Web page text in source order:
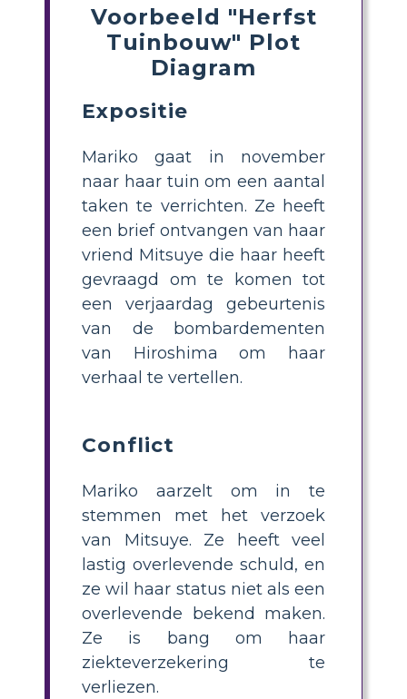
Voorbeeld "Herfst
Tuinbouw" Plot
Diagram
Expositie
Mariko gaat in november
naar haar tuin om een ​​aantal
taken te verrichten. Ze heeft
een brief ontvangen van haar
vriend Mitsuye die haar heeft
gevraagd om te komen tot
een verjaardag gebeurtenis
van de bombardementen
van Hiroshima om haar
verhaal te vertellen.
Conflict
Mariko aarzelt om in te
stemmen met het verzoek
van Mitsuye. Ze heeft veel
lastig overlevende schuld, en
ze wil haar status niet als een
overlevende bekend maken.
Ze is bang om haar
ziekteverzekering te
verliezen.